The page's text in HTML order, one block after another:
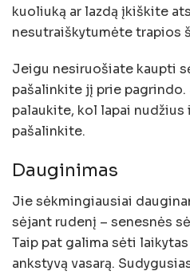
kuoliuką ar lazdą įkiškite
nesutraiškytumėte trapios
Jeigu nesiruošiate kaupti
pašalinkite jį prie
palaukite, kol lapai
pašalinkite.
Dauginimas
Jie sėkmingiausiai
sėjant rudenį – senesnės
Taip pat galima sėti
ankstyvą vasarą.